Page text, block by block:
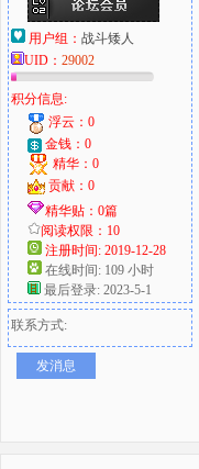
用户组： 战斗矮人
UID： 29002
积分信息:
浮云：0
金钱：0
精华：0
贡献：0
精华贴：0篇
阅读权限：10
注册时间: 2019-12-28
在线时间: 109 小时
最后登录: 2023-5-1
联系方式:
发消息